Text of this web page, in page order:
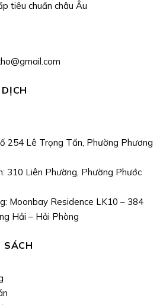
tiêu chuẩn châu Âu
254 Lê Trọng Tấn, Phường Phương
310 Liên Phường, Phường Phước
Moonbay Residence LK10 – 384
Hải – Hải Phòng
SÁCH